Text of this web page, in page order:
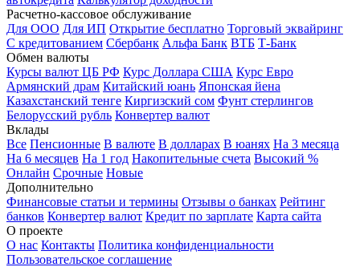
Расчетно-кассовое обслуживание
Для ООО Для ИП Открытие бесплатно Торговый эквайринг
С кредитованием Сбербанк Альфа Банк ВТБ Т-Банк
Обмен валюты
Курсы валют ЦБ РФ Курс Доллара США Курс Евро
Армянский драм Китайский юань Японская йена
Казахстанский тенге Киргизский сом Фунт стерлингов
Белорусский рубль Конвертер валют
Вклады
Все Пенсионные В валюте В долларах В юанях На 3 месяца
На 6 месяцев На 1 год Накопительные счета Высокий %
Онлайн Срочные Новые
Дополнительно
Финансовые статьи и термины Отзывы о банках Рейтинг
банков Конвертер валют Кредит по зарплате Карта сайта
О проекте
О нас Контакты Политика конфиденциальности
Пользовательское соглашение